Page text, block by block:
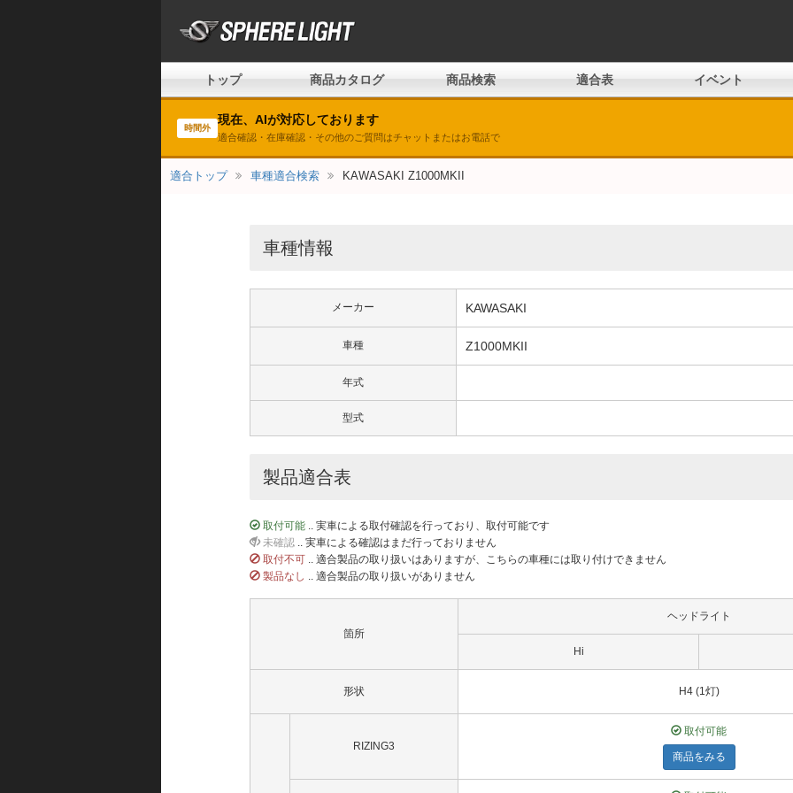
トップ 商品カタログ 商品検索 適合表 イベント
時間外
現在、AIが対応しております
適合確認・在庫確認・その他のご質問はチャットまたはお電話で
適合トップ 車種適合検索 KAWASAKI Z1000MKII
車種情報
メーカー KAWASAKI
車種 Z1000MKII
年式
型式
製品適合表
取付可能 .. 実車による取付確認を行っており、取付可能です
未確認 .. 実車による確認はまだ行っておりません
取付不可 .. 適合製品の取り扱いはありますが、こちらの車種には取り付けできません
製品なし .. 適合製品の取り扱いがありません
箇所
ヘッドライト
Hi
形状 H4 (1灯)
RIZING3
取付可能
商品をみる